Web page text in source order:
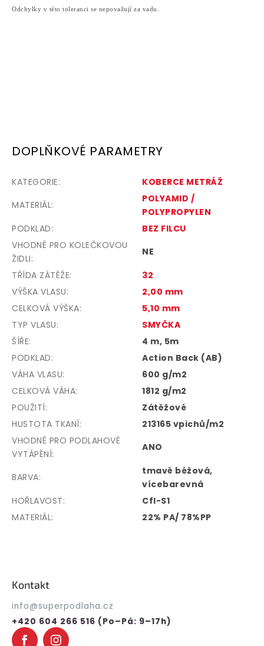
Odchylky v této toleranci se nepovažují za vadu.
DOPLŇKOVÉ PARAMETRY
KATEGORIE:
KOBERCE METRÁŽ
MATERIÁL:
POLYAMID /
POLYPROPYLEN
PODKLAD:
BEZ FILCU
VHODNÉ PRO KOLEČKOVOU
ŽIDLI:
NE
TŘÍDA ZÁTĚŽE:
32
VÝŠKA VLASU:
2,00 mm
CELKOVÁ VÝŠKA:
5,10 mm
TYP VLASU:
SMYČKA
ŠÍŘE:
4 m, 5m
PODKLAD:
Action Back (AB)
VÁHA VLASU:
600 g/m2
CELKOVÁ VÁHA:
1812 g/m2
POUŽITÍ:
Zátěžové
HUSTOTA TKANÍ:
213165 vpichů/m2
VHODNÉ PRO PODLAHOVÉ
VYTÁPĚNÍ:
ANO
BARVA:
tmavě béžová,
vícebarevná
HOŘLAVOST:
Cfl-S1
MATERIÁL: 22% PA/ 78%PP
Kontakt
info@superpodlaha.cz
+420 604 266 516 (Po–Pá: 9–17h)